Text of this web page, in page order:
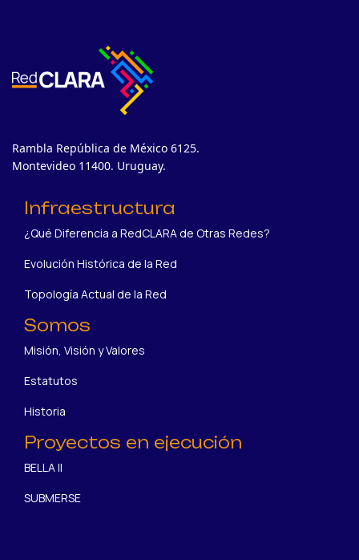
Rambla República de México 6125.
Montevideo 11400. Uruguay.
Infraestructura
¿Qué Diferencia a RedCLARA de Otras Redes?
Evolución Histórica de la Red
Topología Actual de la Red
Somos
Misión, Visión y Valores
Estatutos
Historia
Proyectos en ejecución
BELLA II
SUBMERSE